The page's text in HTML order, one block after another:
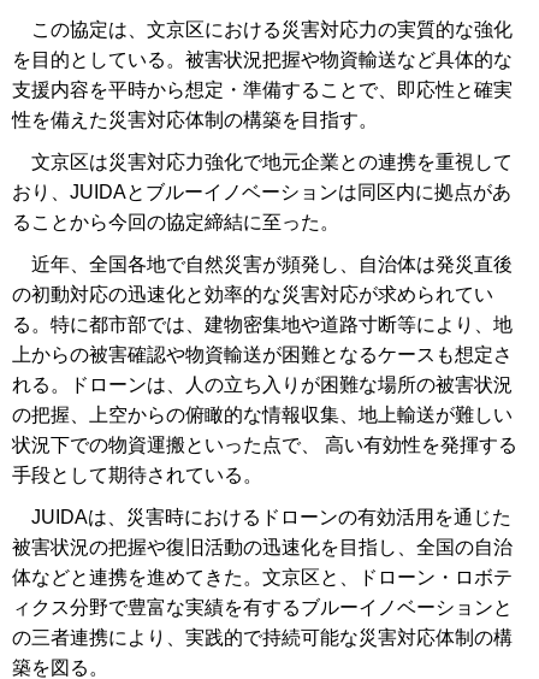
この協定は、文京区における災害対応力の実質的な強化
を目的としている。被害状況把握や物資輸送など具体的な
支援内容を平時から想定・準備することで、即応性と確実
性を備えた災害対応体制の構築を目指す。
文京区は災害対応力強化で地元企業との連携を重視して
おり、JUIDAとブルーイノベーションは同区内に拠点があ
ることから今回の協定締結に至った。
近年、全国各地で自然災害が頻発し、自治体は発災直後
の初動対応の迅速化と効率的な災害対応が求められてい
る。特に都市部では、建物密集地や道路寸断等により、地
上からの被害確認や物資輸送が困難となるケースも想定さ
れる。ドローンは、人の立ち入りが困難な場所の被害状況
の把握、上空からの俯瞰的な情報収集、地上輸送が難しい
状況下での物資運搬といった点で、 高い有効性を発揮する
手段として期待されている。
JUIDAは、災害時におけるドローンの有効活用を通じた
被害状況の把握や復旧活動の迅速化を目指し、全国の自治
体などと連携を進めてきた。文京区と、ドローン・ロボテ
ィクス分野で豊富な実績を有するブルーイノベーションと
の三者連携により、実践的で持続可能な災害対応体制の構
築を図る。